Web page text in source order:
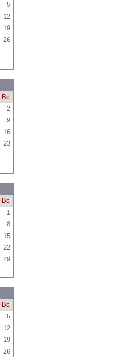
5
12
19
26
Вс
2
9
16
23
Вс
1
8
15
22
29
Вс
5
12
19
26